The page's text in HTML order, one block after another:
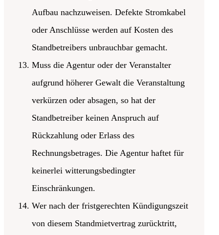
Aufbau nachzuweisen. Defekte Stromkabel
oder Anschlüsse werden auf Kosten des
Standbetreibers unbrauchbar gemacht.
Muss die Agentur oder der Veranstalter
aufgrund höherer Gewalt die Veranstaltung
verkürzen oder absagen, so hat der
Standbetreiber keinen Anspruch auf
Rückzahlung oder Erlass des
Rechnungsbetrages. Die Agentur haftet für
keinerlei witterungsbedingter
Einschränkungen.
Wer nach der fristgerechten Kündigungszeit
von diesem Standmietvertrag zurücktritt,